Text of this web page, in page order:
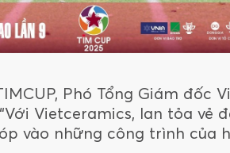
Phó Tổng Giám đốc
Vietceramics, lan tỏa vẻ
vào những công trình của